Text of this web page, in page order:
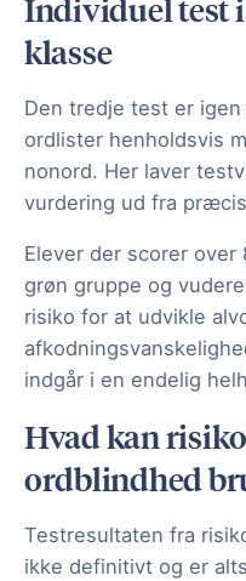
Individuel test
klasse
Den tredje test er
ordlister henholdsvis
nonord. Her laver
vurdering ud fra
Elever der scorer
grøn gruppe og
risiko for at udvikle
indgår i en endelig
Hvad kan
ordblindhed
Testresultaten fra
ikke definitivt og er